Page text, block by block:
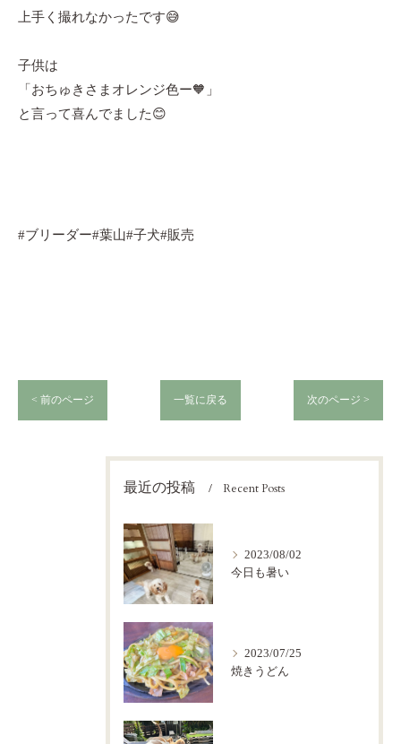
上手く撮れなかったです😅
子供は
「おちゅきさまオレンジ色ー🧡」
と言って喜んでました😊
#ブリーダー#葉山#子犬#販売
< 前のページ 一覧に戻る 次のページ >
最近の投稿 Recent Posts
2023/08/02
今日も暑い
2023/07/25
焼きうどん